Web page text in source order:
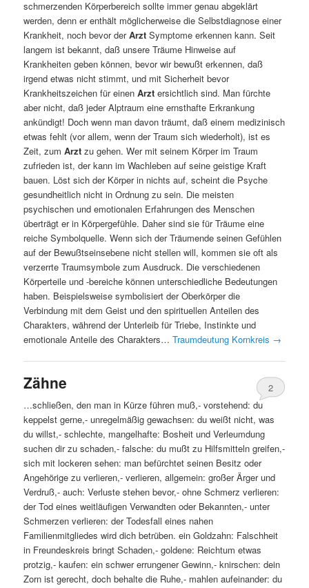
schmerzenden Körperbereich sollte immer genau abgeklärt
werden, denn er enthält möglicherweise die Selbstdiagnose einer
Krankheit, noch bevor derArzt Symptome erkennen kann. Seit
langem ist bekannt, daß unsere Träume Hinweise auf
Krankheiten geben können, bevor wir bewußt erkennen, daß
irgend etwas nicht stimmt, und mit Sicherheit bevor
Krankheitszeichen für einenArzt ersichtlich sind. Man fürchte
aber nicht, daß jeder Alptraum eine ernsthafte Erkrankung
ankündigt! Doch wenn man davon träumt, daß einem medizinisch
etwas fehlt (vor allem, wenn der Traum sich wiederholt), ist es
Zeit, zumArzt zu gehen. Wer mit seinem Körper im Traum
zufrieden ist, der kann im Wachleben auf seine geistige Kraft
bauen. Löst sich der Körper in nichts auf, scheint die Psyche
gesundheitlich nicht in Ordnung zu sein. Die meisten
psychischen und emotionalen Erfahrungen des Menschen
überträgt er in Körpergefühle. Daher sind sie für Träume eine
reiche Symbolquelle. Wenn sich der Träumende seinen Gefühlen
auf der Bewußtseinsebene nicht stellen will, kommen sie oft als
verzerrte Traumsymbole zum Ausdruck. Die verschiedenen
Körperteile und -bereiche können unterschiedliche Bedeutungen
haben. Beispielsweise symbolisiert der Oberkörper die
Verbindung mit dem Geist und den spirituellen Anteilen des
Charakters, während der Unterleib für Triebe, Instinkte und
emotionale Anteile des Charakters…Traumdeutung Kornkreis →
Zähne
2
…schließen, den man in Kürze führen muß,- vorstehend: du
keppelst gerne,- unregelmäßig gewachsen: du weißt nicht, was
du willst,- schlechte, mangelhafte: Bosheit und Verleumdung
suchen dir zu schaden,- falsche: du mußt zu Hilfsmitteln greifen,-
sich mit lockeren sehen: man befürchtet seinen Besitz oder
Angehörige zu verlieren,- verlieren, allgemein: großer Ärger und
Verdruß,- auch: Verluste stehen bevor,- ohne Schmerz verlieren:
der Tod eines weitläufigen Verwandten oder Bekannten,- unter
Schmerzen verlieren: der Todesfall eines nahen
Familienmitgliedes wird dich betrüben. ein Goldzahn: Falschheit
in Freundeskreis bringt Schaden,- goldene: Reichtum etwas
protzig,- kaufen: ein schwer errungener Gewinn,- knirschen: dein
Zorn ist gerecht, doch behalte die Ruhe,- mahlen aufeinander: du